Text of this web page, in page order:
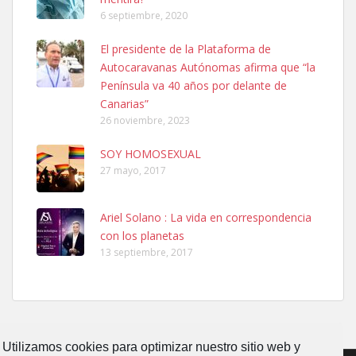
Utilizamos cookies para optimizar nuestro sitio web y
SHIBA PERDIDO AVDA JOSE MESA Y LOPEZ
PERRO MACHO RAZA SHIBA CON MICROCHIP PERDIDO HOY
06/07/2025 ZONA MESA Y LOPEZ. ES MUY ASUSTADIZO
Leales.org » Gran Canaria | 6.7.2025
Ninfa perdida
Leales.org » Gran Canaria | 6.7.2025
6 septiembre, 2020
El presidente de la Plataforma de
Autocaravanas Autónomas afirma que “la
Península va 40 años por delante de
Canarias”
26 noviembre, 2023
SOY HOMOSEXUAL
27 mayo, 2017
Ariel Solano : La vida en correspondencia
con los planetas
13 septiembre, 2017